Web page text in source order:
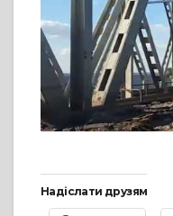
Надіслати друзям